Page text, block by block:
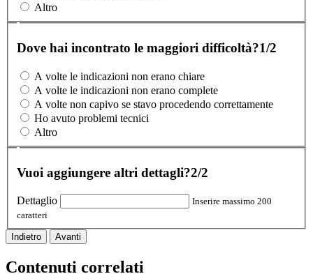
Altro
Dove hai incontrato le maggiori difficoltà?1/2
A volte le indicazioni non erano chiare
A volte le indicazioni non erano complete
A volte non capivo se stavo procedendo correttamente
Ho avuto problemi tecnici
Altro
Vuoi aggiungere altri dettagli?2/2
Dettaglio
Inserire massimo 200
caratteri
Indietro Avanti
Contenuti correlati